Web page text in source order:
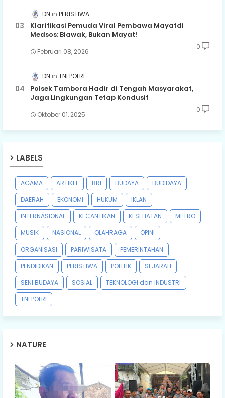
DN PERISTIWA
Klarifikasi Pemuda Viral Pembawa Mayatdi
Medsos: Biawak, Bukan Mayat!
Februari 08, 2026
0
DN TNI POLRI
Polsek Tambora Hadir di Tengah Masyarakat,
Jaga Lingkungan Tetap Kondusif
Oktober 01, 2025
0
LABELS
AGAMA ARTIKEL BRI BUDAYA
BUDIDAYA
DAERAH
EKONOMI HUKUM
IKLAN
INTERNASIONAL
KECANTIKAN KESEHATAN
METRO
MUSIK
NASIONAL OLAHRAGA
OPINI
ORGANISASI
PARIWISATA
PEMERINTAHAN
PENDIDIKAN
PERISTIWA POLITIK
SEJARAH
SENI BUDAYA
SOSIAL
TEKNOLOGI dan INDUSTRI
TNI POLRI
NATURE